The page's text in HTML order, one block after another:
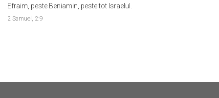
Efraim, peste Beniamin, peste tot Israelul.
2 Samuel, 2:9